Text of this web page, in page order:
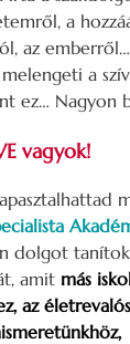
a
az
a
ez… Nagyon
vagyok!
dolgot
amit más
az